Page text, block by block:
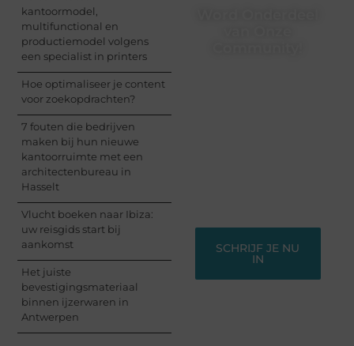
kantoormodel,
multifunctional en
productiemodel volgens
een specialist in printers
Hoe optimaliseer je content
voor zoekopdrachten?
7 fouten die bedrijven
maken bij hun nieuwe
kantoorruimte met een
architectenbureau in
Hasselt
Vlucht boeken naar Ibiza:
uw reisgids start bij
aankomst
Het juiste
bevestigingsmateriaal
binnen ijzerwaren in
Antwerpen
SCHRIJF JE NU
IN